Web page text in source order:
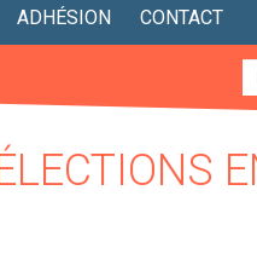
ADHÉSION CONTACT